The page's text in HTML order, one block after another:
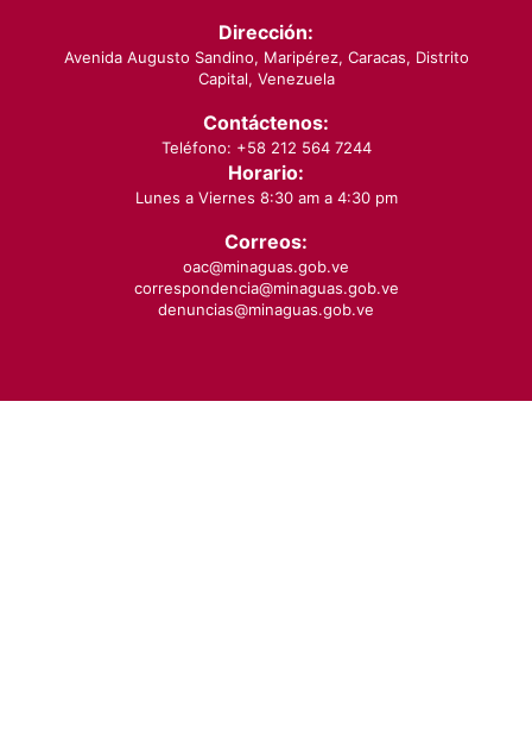
Dirección:
Avenida Augusto Sandino, Maripérez, Caracas, Distrito
Capital, Venezuela
Contáctenos:
Teléfono: +58 212 564 7244
Horario:
Lunes a Viernes 8:30 am a 4:30 pm
Correos:
oac@minaguas.gob.ve
correspondencia@minaguas.gob.ve
denuncias@minaguas.gob.ve